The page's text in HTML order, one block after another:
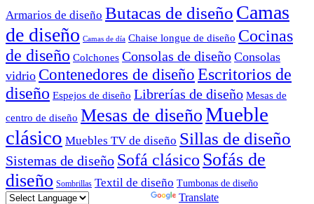
Armarios de diseño Butacas de diseño Camas
de diseño Camas de día Chaise longue de diseño Cocinas
de diseño Colchones Consolas de diseño Consolas
vidrio Contenedores de diseño Escritorios de
diseño Espejos de diseño Librerías de diseño Mesas de
centro de diseño Mesas de diseñoMueble
clásico Muebles TV de diseño Sillas de diseño
Sistemas de diseño Sofá clásico Sofás de
diseño Sombrillas Textil de diseño Tumbonas de diseño
Translate